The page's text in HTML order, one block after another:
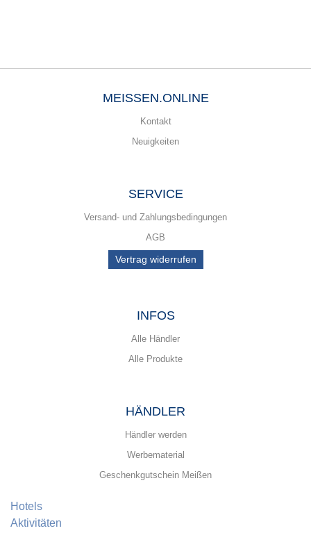
MEISSEN.ONLINE
Kontakt
Neuigkeiten
SERVICE
Versand- und Zahlungsbedingungen
AGB
Vertrag widerrufen
INFOS
Alle Händler
Alle Produkte
HÄNDLER
Händler werden
Werbematerial
Geschenkgutschein Meißen
Hotels
Aktivitäten